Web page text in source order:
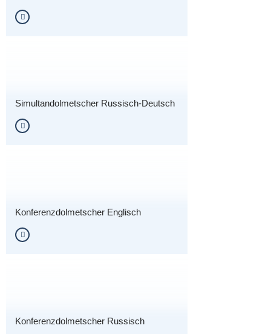
Simultandolmetscher Russisch-Deutsch
Konferenzdolmetscher Englisch
Konferenzdolmetscher Russisch